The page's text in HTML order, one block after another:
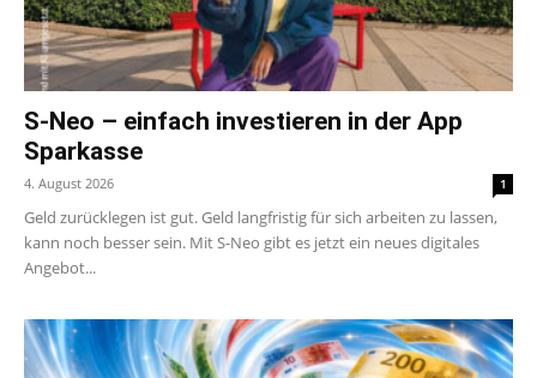
S-Neo – einfach investieren in der App
Sparkasse
4. August 2026 1
Geld zurücklegen ist gut. Geld langfristig für sich arbeiten zu lassen,
kann noch besser sein. Mit S-Neo gibt es jetzt ein neues digitales
Angebot...